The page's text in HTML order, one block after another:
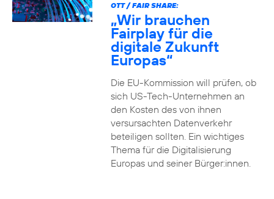
OTT / FAIR SHARE:
„Wir brauchen
Fairplay für die
digitale Zukunft
Europas“
Die EU-Kommission will prüfen, ob
sich US-Tech-Unternehmen an
den Kosten des von ihnen
versursachten Datenverkehr
beteiligen sollten. Ein wichtiges
Thema für die Digitalisierung
Europas und seiner Bürger:innen.